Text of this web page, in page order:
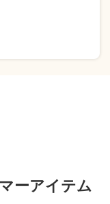
ーアイテム